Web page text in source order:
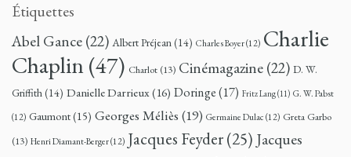
Étiquettes
Abel Gance(22) Albert Préjean(14) Charles Boyer(12) Charlie
Chaplin(47) Charlot (13) Cinémagazine(22) D. W.
Griffith(14) Danielle Darrieux(16) Doringe(17) Fritz Lang(11) G. W. Pabst
(12) Gaumont(15) Georges Méliès (19) Germaine Dulac (12) Greta Garbo
(13) Henri Diamant-Berger(12) Jacques Feyder(25) Jacques